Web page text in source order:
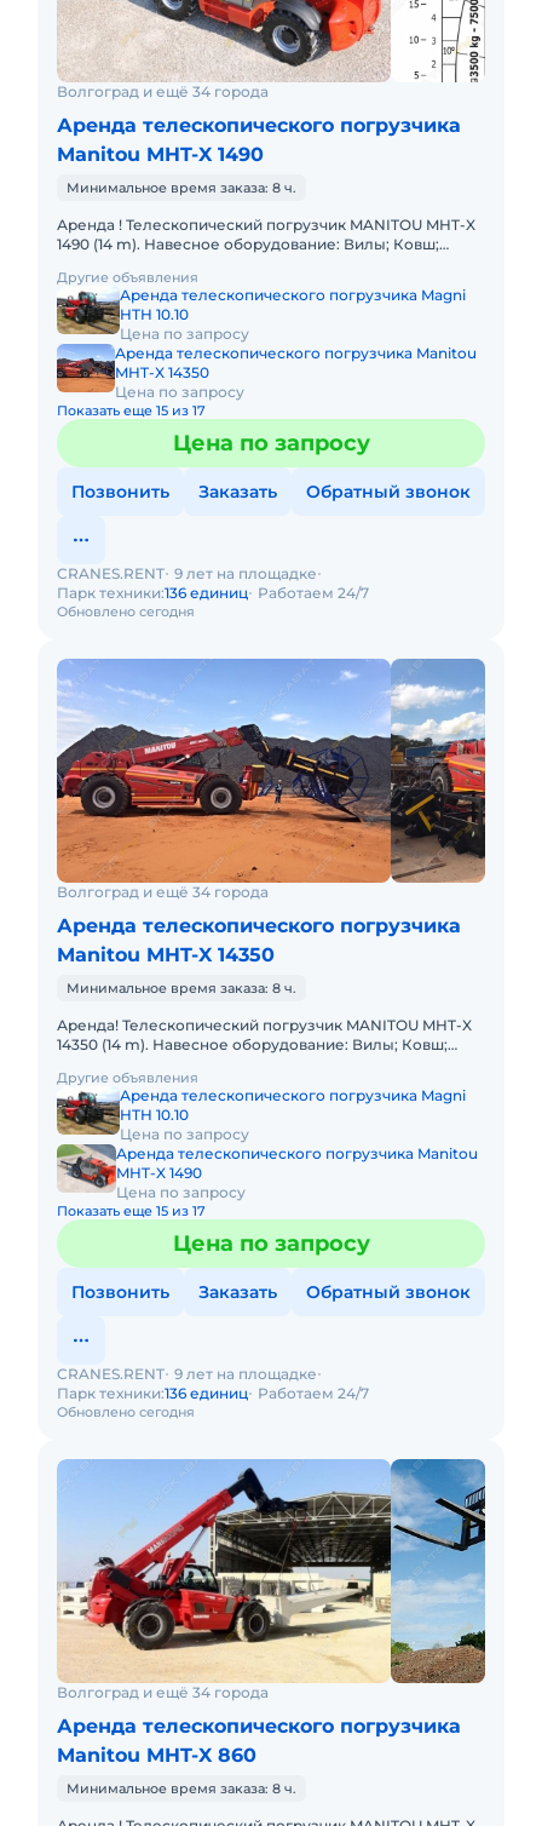
Волгоград и ещё 34 города
Аренда телескопического погрузчика
Manitou MHT-X 1490
Минимальное время заказа: 8 ч.
Аренда ! Телескопический погрузчик MANITOU MHT-X
1490 (14 m). Навесное оборудование: Вилы; Ковш;
Вес 2080
Другие объявления
Аренда телескопического погрузчика Magni
HTH 10.10
Цена по запросу
Аренда телескопического погрузчика Manitou
MHT-X 14350
Цена по запросу
Показать еще 15 из 17
Цена по запросу
Позвонить Заказать Обратный звонок
Обновлено сегодня
CRANES.RENT 9 лет на площадке
Парк техники:136 единиц Работаем 24/7
Волгоград и ещё 34 города
Аренда телескопического погрузчика
Manitou MHT-X 14350
Минимальное время заказа: 8 ч.
Аренда! Телескопический погрузчик MANITOU MHT-X
14350 (14 m). Навесное оборудование: Вилы; Ковш;
м Вес 690
Другие объявления
Аренда телескопического погрузчика Magni
HTH 10.10
Цена по запросу
Аренда телескопического погрузчика Manitou
MHT-X 1490
Цена по запросу
Показать еще 15 из 17
Цена по запросу
Позвонить Заказать Обратный звонок
Обновлено сегодня
CRANES.RENT 9 лет на площадке
Парк техники:136 единиц Работаем 24/7
Волгоград и ещё 34 города
Аренда телескопического погрузчика
Manitou MHT-X 860
Минимальное время заказа: 8 ч.